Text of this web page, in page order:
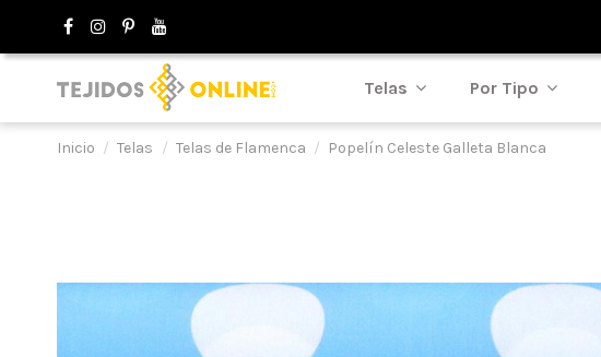
Telas Por Tipo
Inicio Telas Telas de Flamenca Popelín Celeste Galleta Blanca